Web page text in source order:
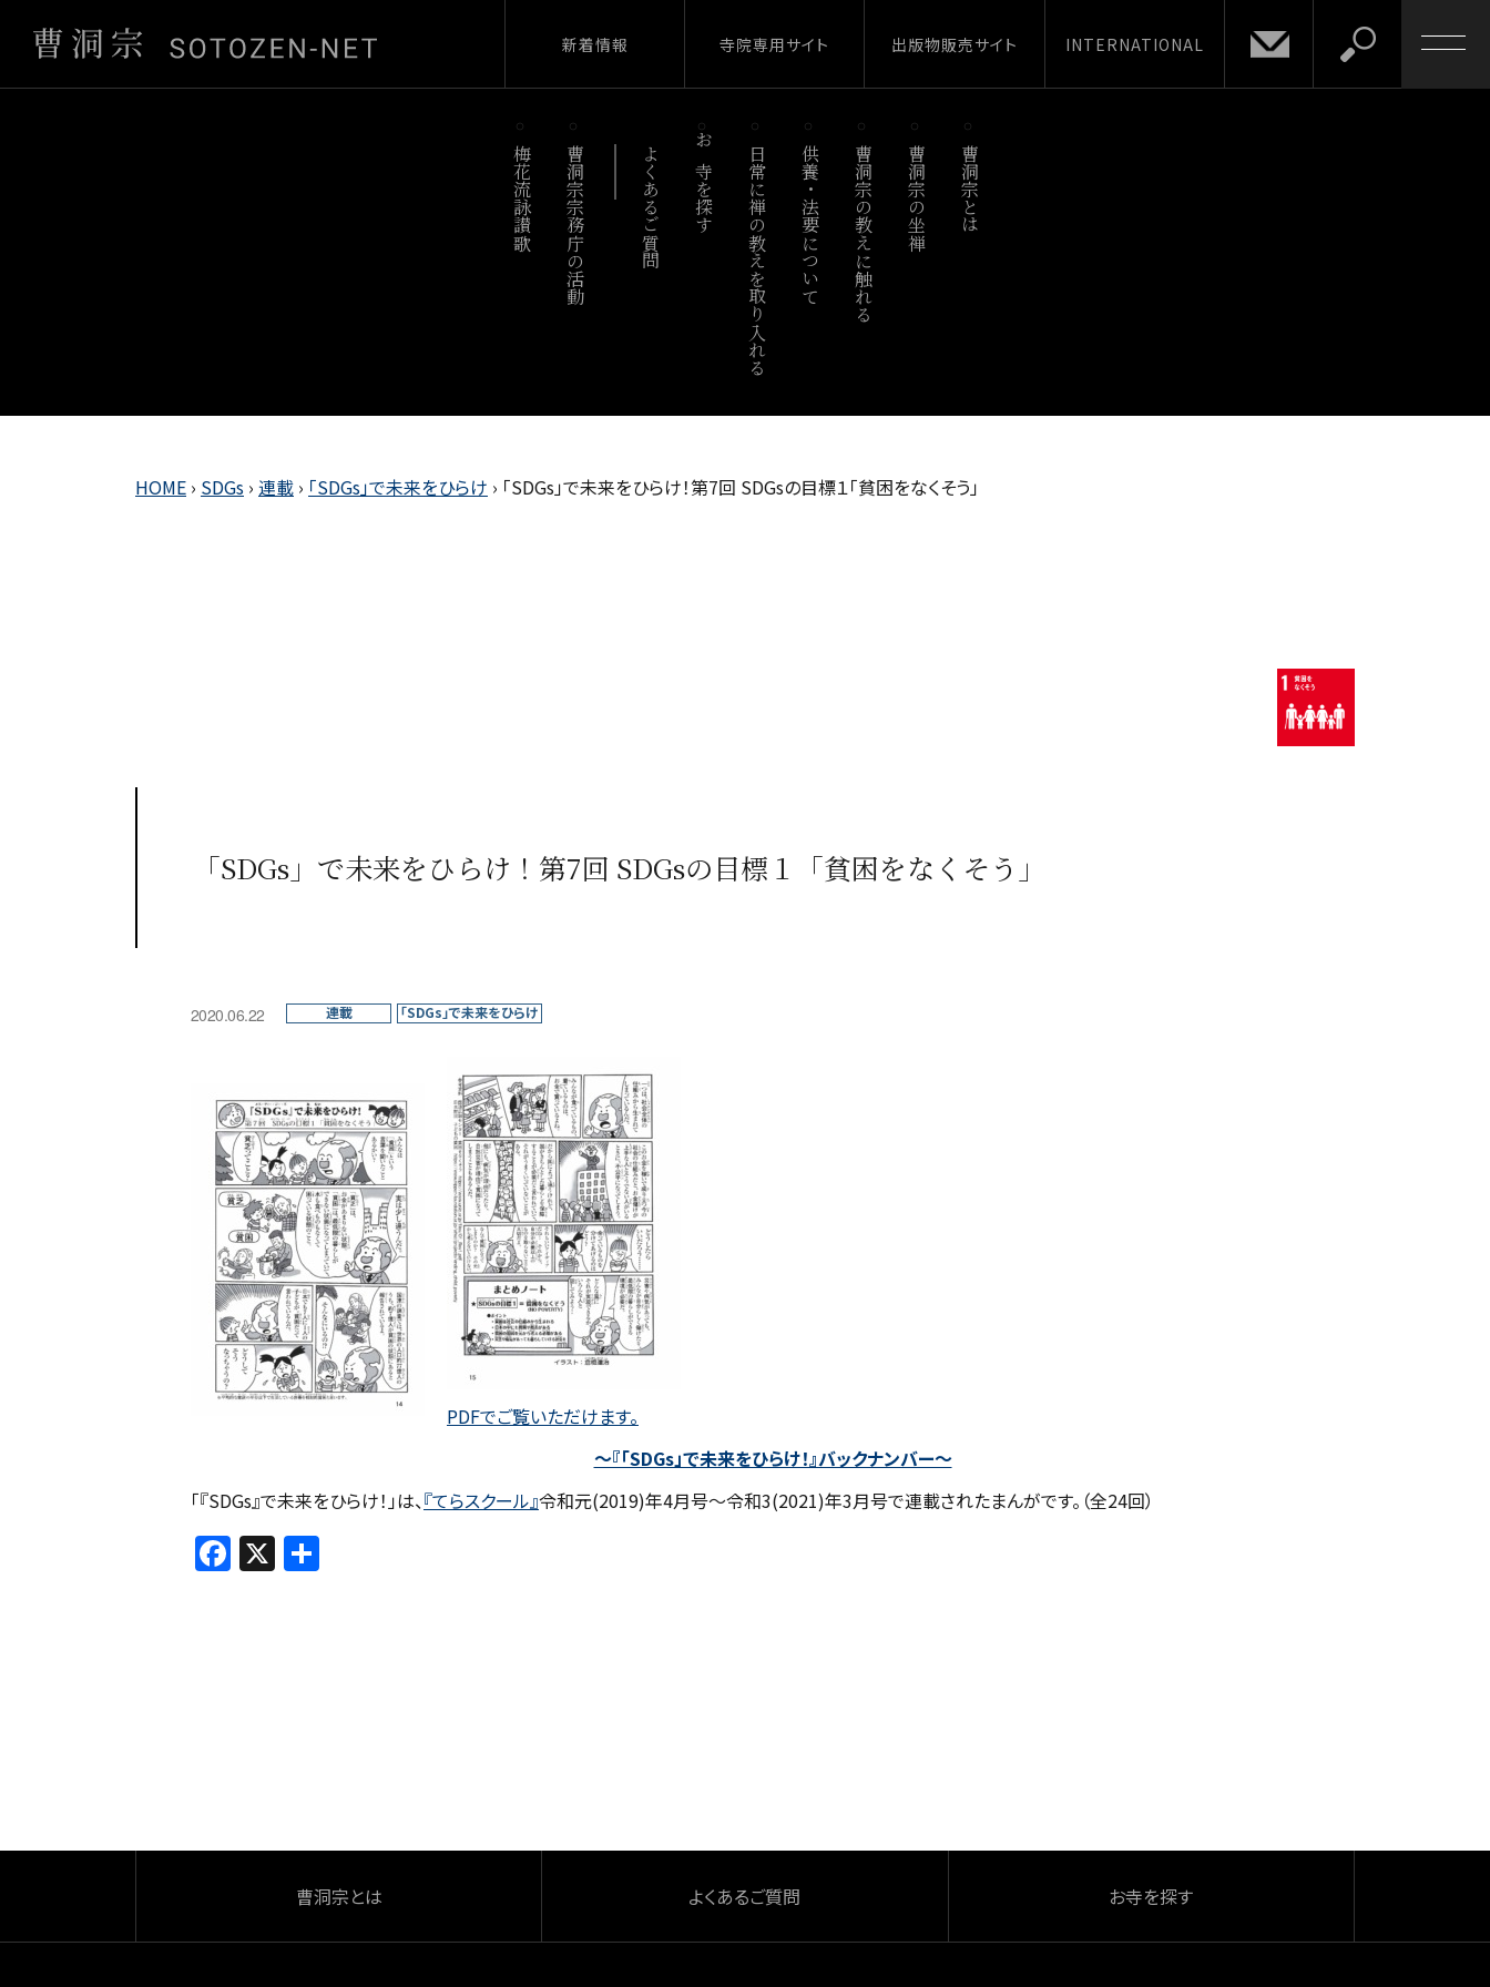
新着情報 寺院専用サイト 出版物販売サイト INTERNATIONAL
梅花流詠讃歌 曹洞宗宗務庁の活動 よくあるご質問 お寺を探す 日常に禅の教えを取り入れる 供養・法要について 曹洞宗の教えに触れる 曹洞宗の坐禅 曹洞宗とは
HOME › SDGs › 連載 › 「SDGs」で未来をひらけ › 「SDGs」で未来をひらけ！第7回 SDGsの目標１「貧困をなくそう」
「SDGs」で未来をひらけ！第7回 SDGsの目標１「貧困をなくそう」
2020.06.22 連載 「SDGs」で未来をひらけ
PDFでご覧いただけます。
～『「SDGs」で未来をひらけ！』バックナンバー～
「『SDGs』で未来をひらけ！」は、『てらスクール』令和元(2019)年4月号～令和3(2021)年3月号で連載されたまんがです。（全24回）
F
a
X
曹洞宗とは よくあるご質問 お寺を探す